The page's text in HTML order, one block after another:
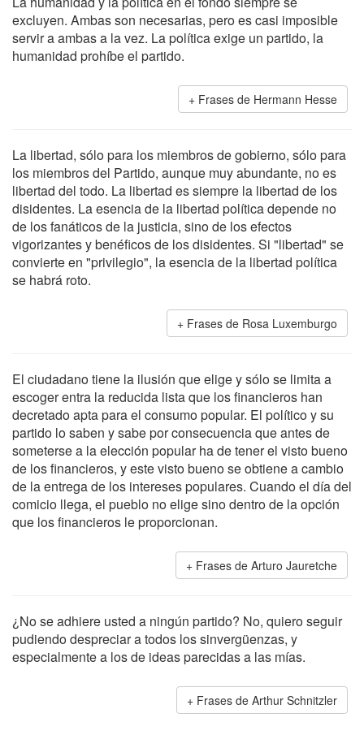
excluyen. Ambas son necesarias, pero es casi imposible
servir a ambas a la vez. La política exige un partido, la
humanidad prohíbe el partido.
Frases de Hermann Hesse
La libertad, sólo para los miembros de gobierno, sólo para
los miembros del Partido, aunque muy abundante, no es
libertad del todo. La libertad es siempre la libertad de los
disidentes. La esencia de la libertad política depende no
de los fanáticos de la justicia, sino de los efectos
vigorizantes y benéficos de los disidentes. Si "libertad" se
convierte en "privilegio", la esencia de la libertad política
se habrá roto.
Frases de Rosa Luxemburgo
El ciudadano tiene la ilusión que elige y sólo se limita a
escoger entra la reducida lista que los financieros han
decretado apta para el consumo popular. El político y su
partido lo saben y sabe por consecuencia que antes de
someterse a la elección popular ha de tener el visto bueno
de los financieros, y este visto bueno se obtiene a cambio
de la entrega de los intereses populares. Cuando el día del
comicio llega, el pueblo no elige sino dentro de la opción
que los financieros le proporcionan.
Frases de Arturo Jauretche
¿No se adhiere usted a ningún partido? No, quiero seguir
pudiendo despreciar a todos los sinvergüenzas, y
especialmente a los de ideas parecidas a las mías.
Frases de Arthur Schnitzler